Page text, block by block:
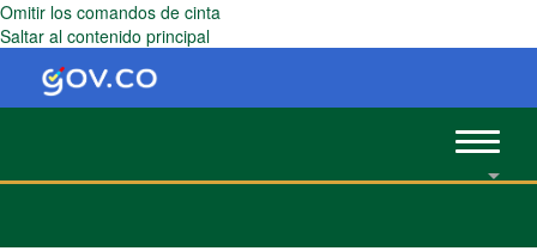
Omitir los comandos de cinta
Saltar al contenido principal
Toggle